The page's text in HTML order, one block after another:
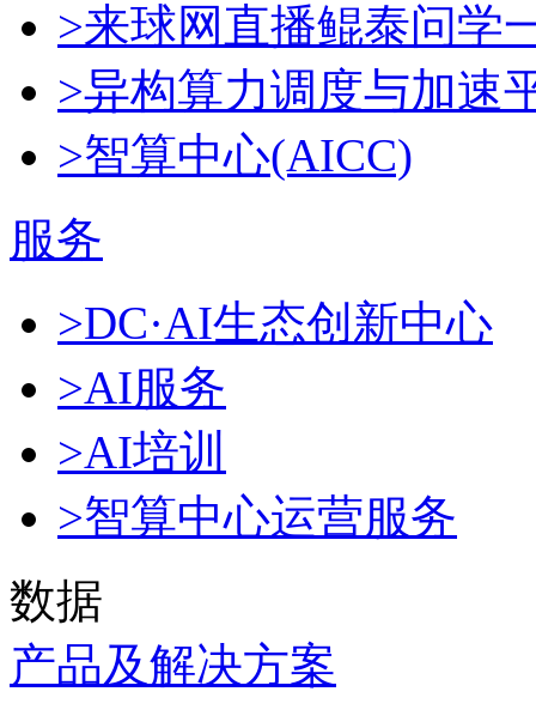
>来球网直播鲲泰问学
>异构算力调度与加速
>智算中心(AICC)
服务
>DC·AI生态创新中心
>AI服务
>AI培训
>智算中心运营服务
数据
产品及解决方案